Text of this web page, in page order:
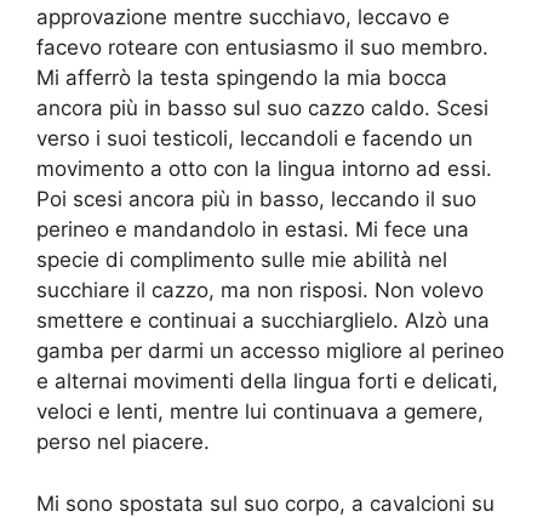
approvazione mentre succhiavo, leccavo e
facevo roteare con entusiasmo il suo membro.
Mi afferrò la testa spingendo la mia bocca
ancora più in basso sul suo cazzo caldo. Scesi
verso i suoi testicoli, leccandoli e facendo un
movimento a otto con la lingua intorno ad essi.
Poi scesi ancora più in basso, leccando il suo
perineo e mandandolo in estasi. Mi fece una
specie di complimento sulle mie abilità nel
succhiare il cazzo, ma non risposi. Non volevo
smettere e continuai a succhiarglielo. Alzò una
gamba per darmi un accesso migliore al perineo
e alternai movimenti della lingua forti e delicati,
veloci e lenti, mentre lui continuava a gemere,
perso nel piacere.
Mi sono spostata sul suo corpo, a cavalcioni su